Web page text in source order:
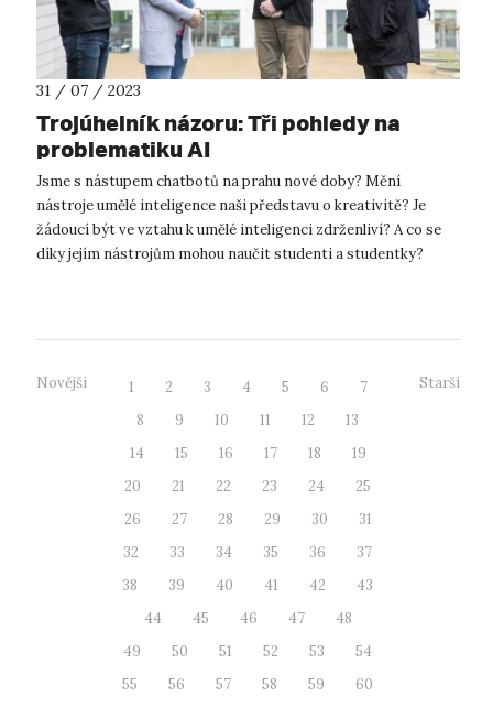
31 / 07 / 2023
Trojúhelník názoru: Tři pohledy na
problematiku AI
Jsme s nástupem chatbotů na prahu nové doby? Mění
nástroje umělé inteligence naši představu o kreativitě? Je
žádoucí být ve vztahu k umělé inteligenci zdrženliví? A co se
díky jejím nástrojům mohou naučit studenti a studentky?
Novější 1 2 3 4 5 6
7
8
9 10 11 12
13
14
15 16 17 18
19
20
21 22 23 24
25
26
27 28 29 30
31
32
33 34 35 36
37
38
39 40 41 42
43
44
45 46 47
48
49
50 51 52 53
54
55
56 57 58 59
60
Starší